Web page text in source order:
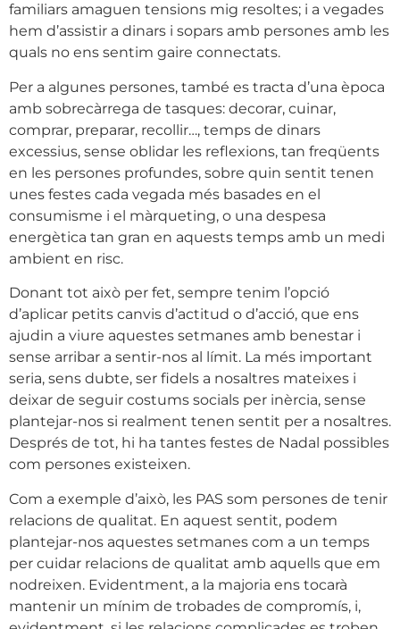
familiars amaguen tensions mig resoltes; i a vegades
hem d’assistir a dinars i sopars amb persones amb les
quals no ens sentim gaire connectats.
Per a algunes persones, també es tracta d’una època
amb sobrecàrrega de tasques: decorar, cuinar,
comprar, preparar, recollir…, temps de dinars
excessius, sense oblidar les reflexions, tan freqüents
en les persones profundes, sobre quin sentit tenen
unes festes cada vegada més basades en el
consumisme i el màrqueting, o una despesa
energètica tan gran en aquests temps amb un medi
ambient en risc.
Donant tot això per fet, sempre tenim l’opció
d’aplicar petits canvis d’actitud o d’acció, que ens
ajudin a viure aquestes setmanes amb benestar i
sense arribar a sentir-nos al límit. La més important
seria, sens dubte, ser fidels a nosaltres mateixes i
deixar de seguir costums socials per inèrcia, sense
plantejar-nos si realment tenen sentit per a nosaltres.
Després de tot, hi ha tantes festes de Nadal possibles
com persones existeixen.
Com a exemple d’això, les PAS som persones de tenir
relacions de qualitat. En aquest sentit, podem
plantejar-nos aquestes setmanes com a un temps
per cuidar relacions de qualitat amb aquells que em
nodreixen. Evidentment, a la majoria ens tocarà
mantenir un mínim de trobades de compromís, i,